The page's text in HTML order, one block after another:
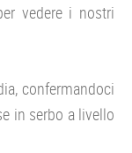
vedere i nostri
confermandoci
in serbo a livello